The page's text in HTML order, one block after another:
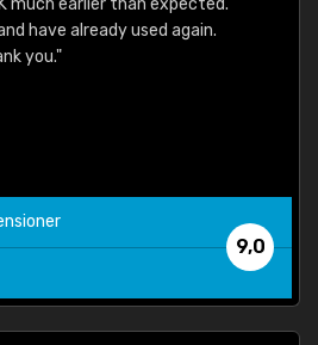
much earlier than expected.
have already used again.
you."
9,0